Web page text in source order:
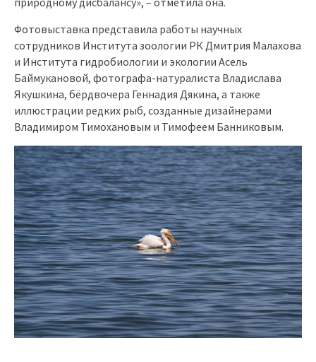
Фотовыставка представила работы научных
сотрудников Института зоологии РК Дмитрия Малахова
и Института гидробиологии и экологии Асель
Баймукановой, фотографа-натуралиста Владислава
Якушкина, бёрдвочера Геннадия Дякина, а также
иллюстрации редких рыб, созданные дизайнерами
Владимиром Тимохановым и Тимофеем Банниковым.